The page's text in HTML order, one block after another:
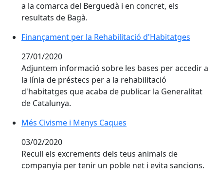
a la comarca del Berguedà i en concret, els
resultats de Bagà.
Finançament per la Rehabilitació d'Habitatges
Finançament per la Rehabilitació d'Habitatges
27/01/2020
Adjuntem informació sobre les bases per accedir a
la línia de préstecs per a la rehabilitació
d'habitatges que acaba de publicar la Generalitat
de Catalunya.
Més Civisme i Menys Caques
Més Civisme i Menys Caques
03/02/2020
Recull els excrements dels teus animals de
companyia per tenir un poble net i evita sancions.